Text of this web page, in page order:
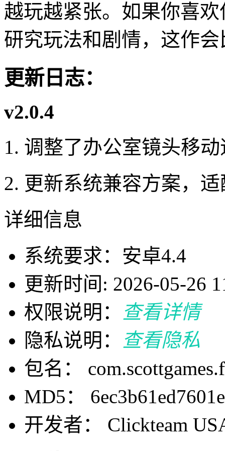
越玩越紧张。如果你喜
研究玩法和剧情，这作
更新日志：
v2.0.4
1. 调整了办公室镜头移
2. 更新系统兼容方案，
详细信息
系统要求：安卓4.4
更新时间: 2026-05-26
权限说明：
查看详情
隐私说明：
查看隐私
包名：
MD5：
开发者： Clickteam